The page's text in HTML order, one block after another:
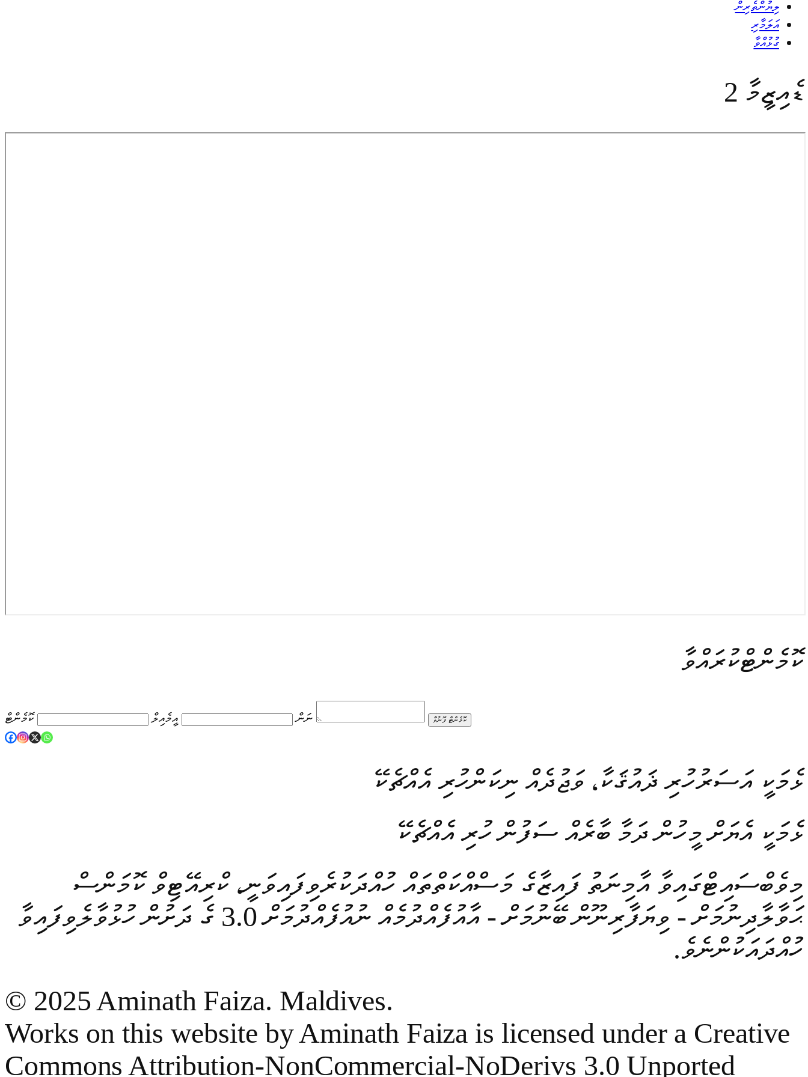
ލިޔުންތެރިން
އަލަމާރި
ގުޅުއްވާ
ޑެއިޒީމާ 2
ކޮމެންޓްކުރައްވާ
ނަން އީމެއިލް ކޮމެންޓް ކޮމެންޓް ފޮނުވާ
ޅެމަކީ އަސަރުހުރި ޛައުޤަކާ، ވަޖުދެއް ނިކަންހުރި އެއްޗެކޭ
ޅެމަކީ އެޔަށް މީހުން ދަމާ ބާރެއް ސަފުން ހުރި އެއްޗެކޭ
މިވެބްސައިޓްގައިވާ އާމިނަތު ފައިޒާގެ މަސްއްކަތްތައް ހުއްދަކުރެވިފައިވަނީ، ކްރިއޭޓިވް ކޮމަންސް
ޙަވާލާދިނުމަށް - ވިޔަފާރިނޫން ބޭނުމަށް - އާއުފެއްދުމެއް ނުއުފެއްދުމަށް 3.0 ގެ ދަށުން ހުޅުވާލެވިފައިވާ
ހުއްދައަކުންނެވެ.
© 2025 Aminath Faiza. Maldives.
Works on this website by Aminath Faiza is licensed under a Creative
Commons Attribution-NonCommercial-NoDerivs 3.0 Unported